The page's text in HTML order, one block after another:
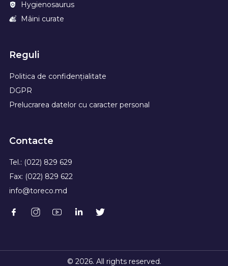
Hygienosaurus
Mâini curate
Reguli
Politica de confidențialitate
DGPR
Prelucrarea datelor cu caracter personal
Contacte
Tel.: (022) 829 629
Fax: (022) 829 622
info@toreco.md
© 2026. All rights reserved.